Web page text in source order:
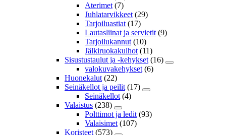
Aterimet (7)
Juhlatarvikkeet (29)
Tarjoiluastiat (17)
Lautasliinat ja servietit (9)
Tarjoilukannut (10)
Jälkiruokakulhot (11)
Sisustustaulut ja -kehykset (16)
valokuvakehykset (6)
Huonekalut (22)
Seinäkellot ja peilit (17)
Seinäkellot (4)
Valaistus (238)
Polttimot ja ledit (93)
Valaisimet (107)
Koristeet (573)